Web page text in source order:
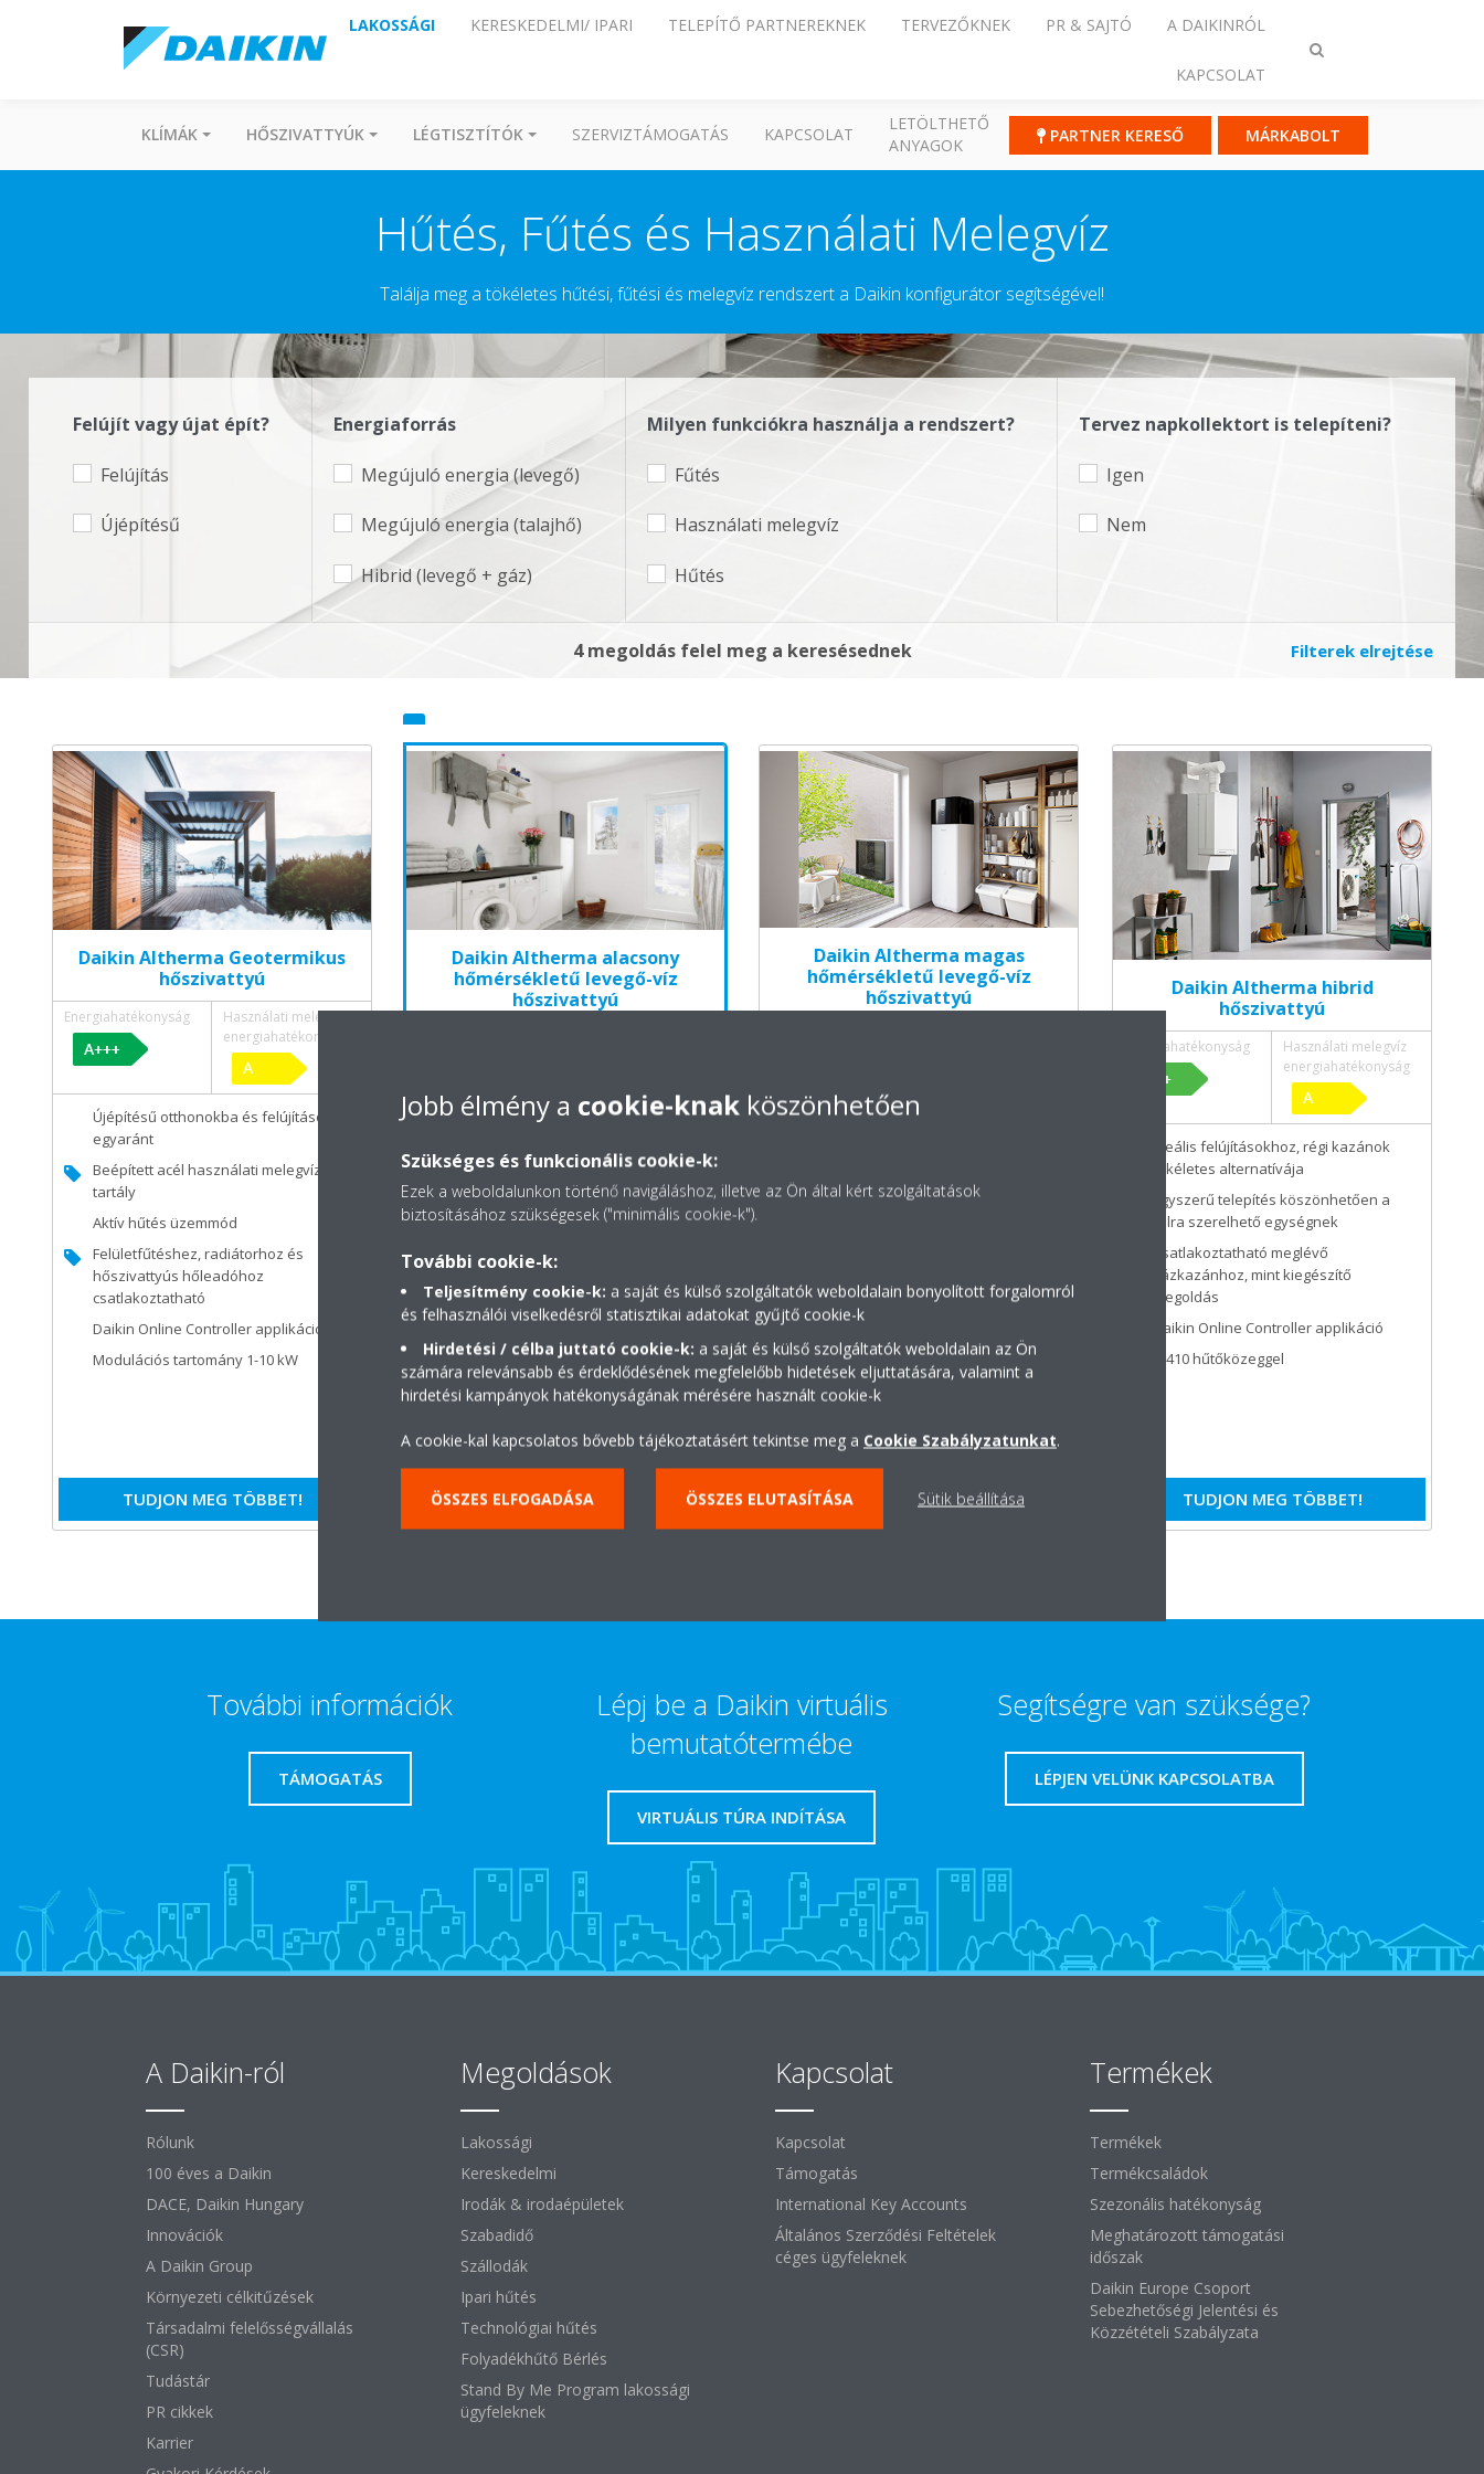
Keresés
LAKOSSÁGI KERESKEDELMI/ IPARI TELEPÍTŐ PARTNEREKNEK TERVEZŐKNEK PR & SAJTÓ A DAIKINRÓL
KAPCSOLAT
KLÍMÁK HŐSZIVATTYÚK LÉGTISZTÍTÓK SZERVIZTÁMOGATÁS KAPCSOLAT
LETÖLTHETŐ
ANYAGOK
PARTNER KERESŐ MÁRKABOLT
Hűtés, Fűtés és Használati Melegvíz
Találja meg a tökéletes hűtési, fűtési és melegvíz rendszert a Daikin konfigurátor segítségével!
Felújít vagy újat épít?
Felújítás
Újépítésű
Energiaforrás
Megújuló energia (levegő)
Megújuló energia (talajhő)
Hibrid (levegő + gáz)
Milyen funkciókra használja a rendszert?
Fűtés
Használati melegvíz
Hűtés
Tervez napkollektort is telepíteni?
Igen
Nem
4 megoldás felel meg a keresésednek Filterek elrejtése
Daikin Altherma Geotermikus
hőszivattyú
Energiahatékonyság
Használati melegvíz
energiahatékonyság
Újépítésű otthonokba és felújításokhoz
egyaránt
Beépített acél használati melegvíz-
tartály
Aktív hűtés üzemmód
Felületfűtéshez, radiátorhoz és
hőszivattyús hőleadóhoz
csatlakoztatható
Daikin Online Controller applikáció
Modulációs tartomány 1-10 kW
TUDJON MEG TÖBBET!
Daikin Altherma alacsony
hőmérsékletű levegő-víz
hőszivattyú
Beépített acél használati melegvíz-
tartály
Egyszerű telepítés és üzembehelyezés
Napkollektorhoz csatlakoztatható
Felületfűtéshez, radiátorhoz és
hőszivattyús hőleadóhoz
csatlakoztatható
Díjnyertes dizájn
Daikin Online Controller applikáció
TUDJON MEG TÖBBET!
Daikin Altherma magas
hőmérsékletű levegő-víz
hőszivattyú
Beépített acél használati melegvíz-
Felületfűtéshez, radiátorhoz és
hőszivattyús hőleadóhoz
csatlakoztatható
Díjnyertes dizájn
Bluevolution R-32 hűtőközeggel
TUDJON MEG TÖBBET
Daikin Altherma hibrid
hőszivattyú
Energiahatékonyság
Használati melegvíz
energiahatékonyság
Ideális felújításokhoz, régi kazánok
tökéletes alternatívája
Egyszerű telepítés köszönhetően a
falra szerelhető egységnek
Csatlakoztatható meglévő
gázkazánhoz, mint kiegészítő
megoldás
Daikin Online Controller applikáció
R-410 hűtőközeggel
TUDJON MEG TÖBBET!
További információk
TÁMOGATÁS
Lépj be a Daikin virtuális
bemutatótermébe
VIRTUÁLIS TÚRA INDÍTÁSA
Segítségre van szüksége?
LÉPJEN VELÜNK KAPCSOLATBA
A Daikin-ról
Rólunk
100 éves a Daikin
DACE, Daikin Hungary
Innovációk
A Daikin Group
Környezeti célkitűzések
Társadalmi felelősségvállalás
(CSR)
Tudástár
PR cikkek
Karrier
Megoldások
Lakossági
Kereskedelmi
Irodák & irodaépületek
Szabadidő
Szállodák
Ipari hűtés
Technológiai hűtés
Folyadékhűtő Bérlés
Stand By Me Program lakossági
ügyfeleknek
Kapcsolat
Kapcsolat
Támogatás
International Key Accounts
Általános Szerződési Feltételek
céges ügyfeleknek
Termékek
Termékek
Termékcsaládok
Szezonális hatékonyság
Meghatározott támogatási
időszak
Daikin Europe Csoport
Sebezhetőségi Jelentési és
Közzétételi Szabályzata
Jobb élmény a cookie-knak köszönhetően
Szükséges és funkcionális cookie-k:
Ezek a weboldalunkon történő navigáláshoz, illetve az Ön által kért szolgáltatások
biztosításához szükségesek ("minimális cookie-k").
További cookie-k:
Teljesítmény cookie-k: a saját és külső szolgáltatók weboldalain bonyolított forgalomról
és felhasználói viselkedésről statisztikai adatokat gyűjtő cookie-k
Hirdetési / célba juttató cookie-k: a saját és külső szolgáltatók weboldalain az Ön
számára relevánsabb és érdeklődésének megfelelőbb hidetések eljuttatására, valamint a
hirdetési kampányok hatékonyságának mérésére használt cookie-k
A cookie-kal kapcsolatos bővebb tájékoztatásért tekintse meg a Cookie Szabályzatunkat.
ÖSSZES ELFOGADÁSA ÖSSZES ELUTASÍTÁSA Sütik beállítása